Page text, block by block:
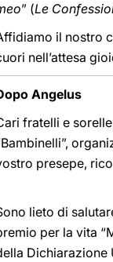
” (Le
il nostro
nell’attesa
Angelus
fratelli e
presepe,
lieto di
per la vita
Dichiarazione